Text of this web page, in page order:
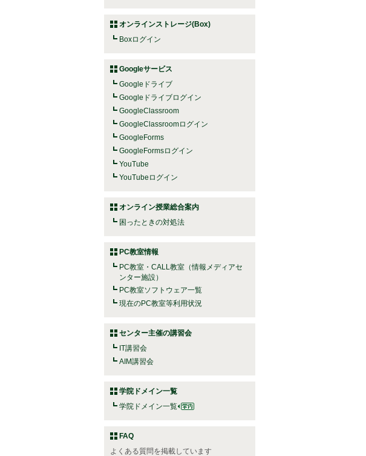
オンラインストレージ(Box)
Boxログイン
Googleサービス
Googleドライブ
Googleドライブログイン
GoogleClassroom
GoogleClassroomログイン
GoogleForms
GoogleFormsログイン
YouTube
YouTubeログイン
オンライン授業総合案内
困ったときの対処法
PC教室情報
PC教室・CALL教室（情報メディアセ
ンター施設）
PC教室ソフトウェア一覧
現在のPC教室等利用状況
センター主催の講習会
IT講習会
AIM講習会
学院ドメイン一覧
学院ドメイン一覧
FAQ
よくある質問を掲載しています